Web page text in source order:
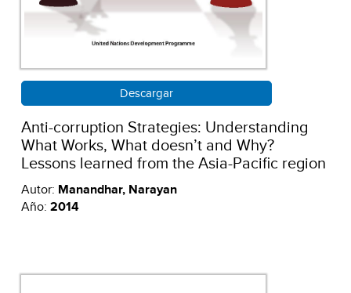
Descargar
Anti-corruption Strategies: Understanding
What Works, What doesn’t and Why?
Lessons learned from the Asia-Pacific region
Autor: Manandhar, Narayan
Año: 2014